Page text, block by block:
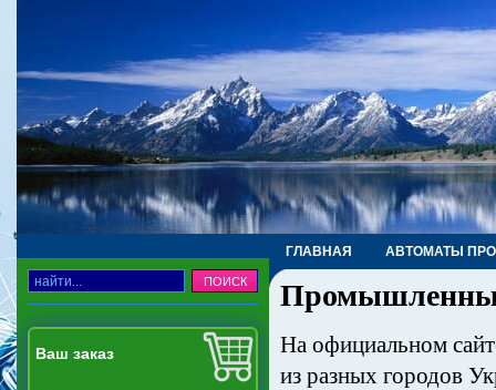
ГЛАВНАЯ АВТОМАТЫ
ТРУБЫ, ФИТИНГИ, КРАНЫ
Ваш заказ
На официальном
из разных городов